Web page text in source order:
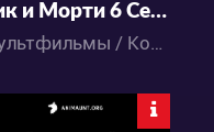
Рик и Морти 6 Сезон
Мультфильмы / Комедия / Приключения / Фантастика